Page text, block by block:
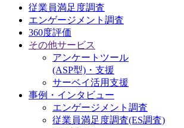
従業員満足度調査
エンゲージメント調査
360度評価
その他サービス
アンケートツール
(ASP型)・支援
サーベイ活用支援
事例・インタビュー
エンゲージメント調査
従業員満足度調査(ES調査)